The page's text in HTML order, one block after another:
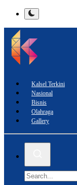
Kalsel Terkini
Nasional
Bisnis
Olahraga
Gallery